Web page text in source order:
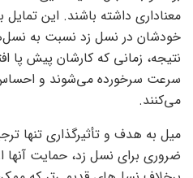
معناداری داشته باشند. این
خودشان در نسل زد نسبت به
نتیجه، زمانی که کارشان پیش پا
سرعت سرخورده می‌شوند و احساس
می‌کنند.
میل به هدف و تأثیرگذاری
ضروری برای نسل زد، حمایت آنها